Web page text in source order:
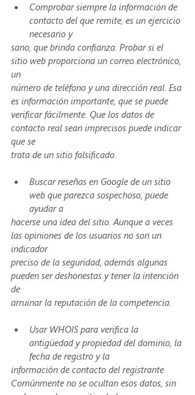
Comprobar siempre la información de
contacto del que remite, es un ejercicio
necesario y
sano, que brinda confianza. Probar si el
sitio web proporciona un correo electrónico,
un
número de teléfono y una dirección real. Esa
es información importante, que se puede
verificar fácilmente. Que los datos de
contacto real sean imprecisos puede indicar
que se
trata de un sitio falsificado.
Buscar reseñas en Google de un sitio
web que parezca sospechoso, puede
ayudar a
hacerse una idea del sitio. Aunque a veces
las opiniones de los usuarios no son un
indicador
preciso de la seguridad, además algunas
pueden ser deshonestas y tener la intención
de
arruinar la reputación de la competencia.
Usar WHOIS para verifica la
antigüedad y propiedad del dominio, la
fecha de registro y la
información de contacto del registrante.
Comúnmente no se ocultan esos datos, sin